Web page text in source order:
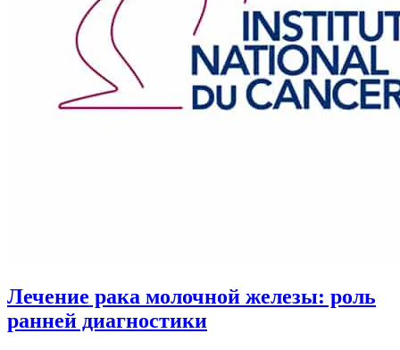
Лечение рака молочной железы: роль
ранней диагностики